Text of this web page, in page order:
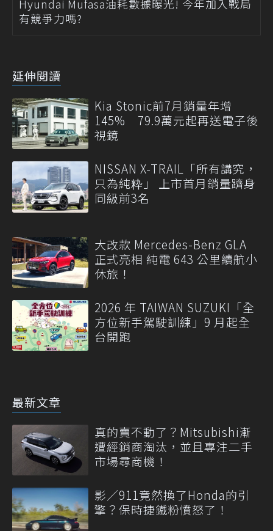
Hyundai Mufasa油耗數據曝光! 今年加入戰局
有競爭力嗎?
延伸閱讀
Kia Stonic前7月銷量年增
145% 79.9萬元起再送電子後
視鏡
NISSAN X-TRAIL「所有講究，
只為純粋」 上市首月銷量躋身
同級前3名
大改款 Mercedes-Benz GLA
正式亮相 純電 643 公里續航小
休旅！
2026 年 TAIWAN SUZUKI「全
方位新手駕駛訓練」9 月起全
台開跑
最新文章
真的賣不動了？Mitsubishi漸
遭經銷商淘汰，並且專注二手
市場尋商機！
影／911竟然換了Honda的引
擎？保時捷鐵粉憤怒了！